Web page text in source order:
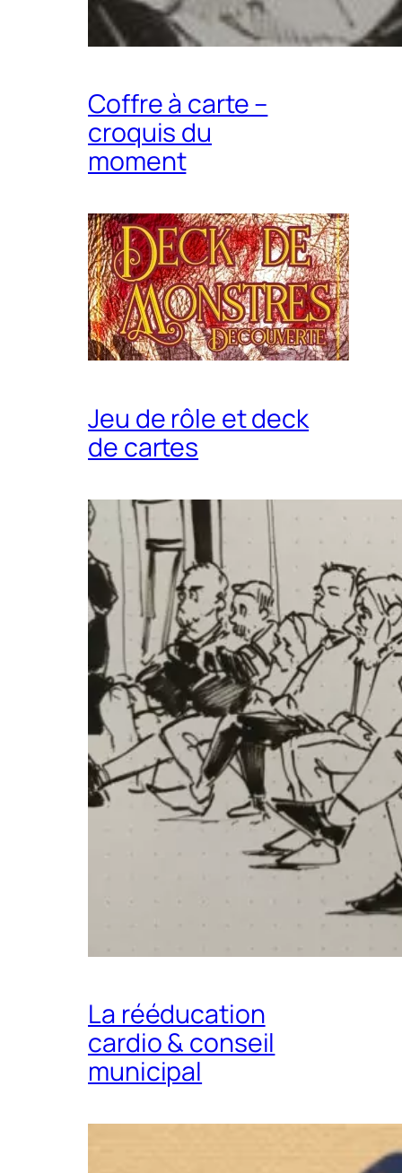
Coffre à carte –
croquis du
moment
Jeu de rôle et deck
de cartes
La rééducation
cardio & conseil
municipal